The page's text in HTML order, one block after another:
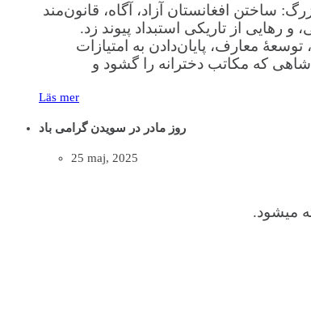
ساختن افغانستان آزاد، آگاه، قانون‌مند
رهایی از تاریکی استبداد پیوند زد.
معارف، پایان‌دادن به امتیازات
که مکاتب دخترانه را گشود و
Läs mer
روز مادر در سویدن گرامی باد
25 maj, 2025
میشود.